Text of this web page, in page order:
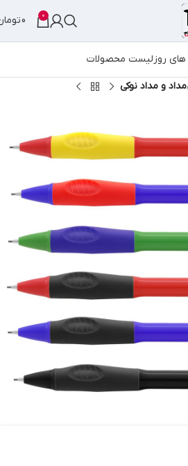
0
0
روزلیست محصولات
مداد و مداد نوکی